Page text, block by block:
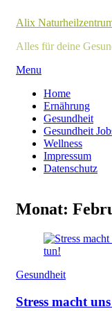
Alix
Alles für deine
Skip
content
Menu
Home
Ernährung
Gesundheit
Gesundheit
Wellness
Impressum
Datenschutz
Monat:
Gesundheit
Stress macht